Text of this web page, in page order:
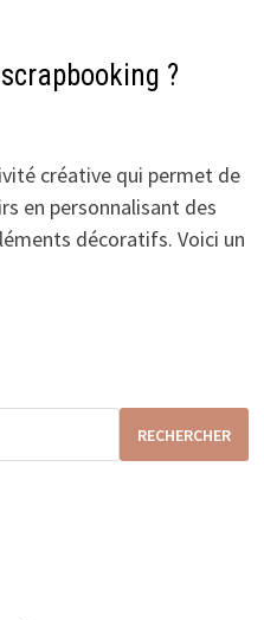
?
créative qui permet de
en personnalisant des
décoratifs. Voici un
RECHERCHER